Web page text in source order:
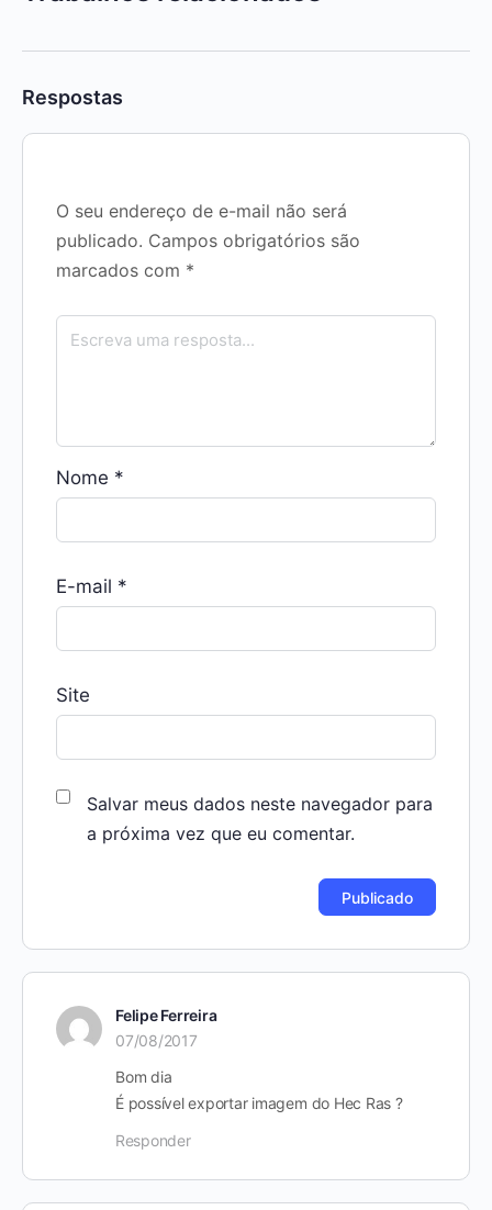
Respostas
O seu endereço de e-mail não será
publicado. Campos obrigatórios são
marcados com *
Nome *
E-mail *
Site
Salvar meus dados neste navegador para
a próxima vez que eu comentar.
Felipe Ferreira
07/08/2017
Bom dia
É possível exportar imagem do Hec Ras ?
Responder